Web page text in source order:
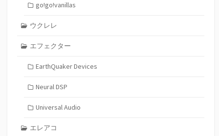
go!go!vanillas
ウクレレ
エフェクター
EarthQuaker Devices
Neural DSP
Universal Audio
エレアコ